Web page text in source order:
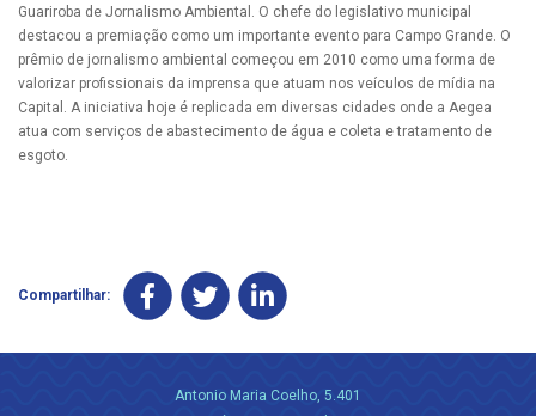
Guariroba de Jornalismo Ambiental. O chefe do legislativo municipal
destacou a premiação como um importante evento para Campo Grande. O
prêmio de jornalismo ambiental começou em 2010 como uma forma de
valorizar profissionais da imprensa que atuam nos veículos de mídia na
Capital. A iniciativa hoje é replicada em diversas cidades onde a Aegea
atua com serviços de abastecimento de água e coleta e tratamento de
esgoto.
Compartilhar:
Antonio Maria Coelho, 5.401